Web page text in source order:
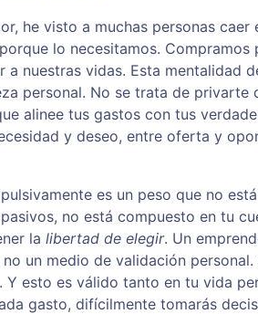
he visto a muchas personas caer
lo necesitamos. Compramos
nuestras vidas. Esta mentalidad
personal. No se trata de privarte
alinee tus gastos con tus
y deseo, entre oferta y
es un peso que no
no está compuesto en tu
la libertad de elegir. Un
un medio de validación
esto es válido tanto en tu vida
gasto, difícilmente tomarás